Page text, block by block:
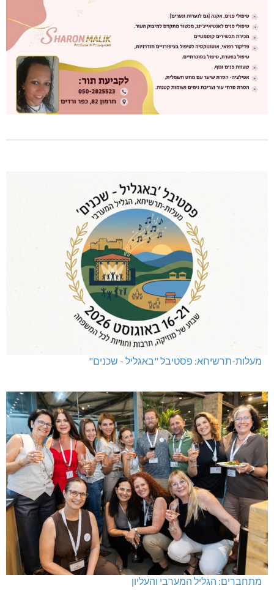
מעלות-תרשיחא: פסטיבל "באגליל - שכנים"
מתחברים: הגליל המערבי והעליון